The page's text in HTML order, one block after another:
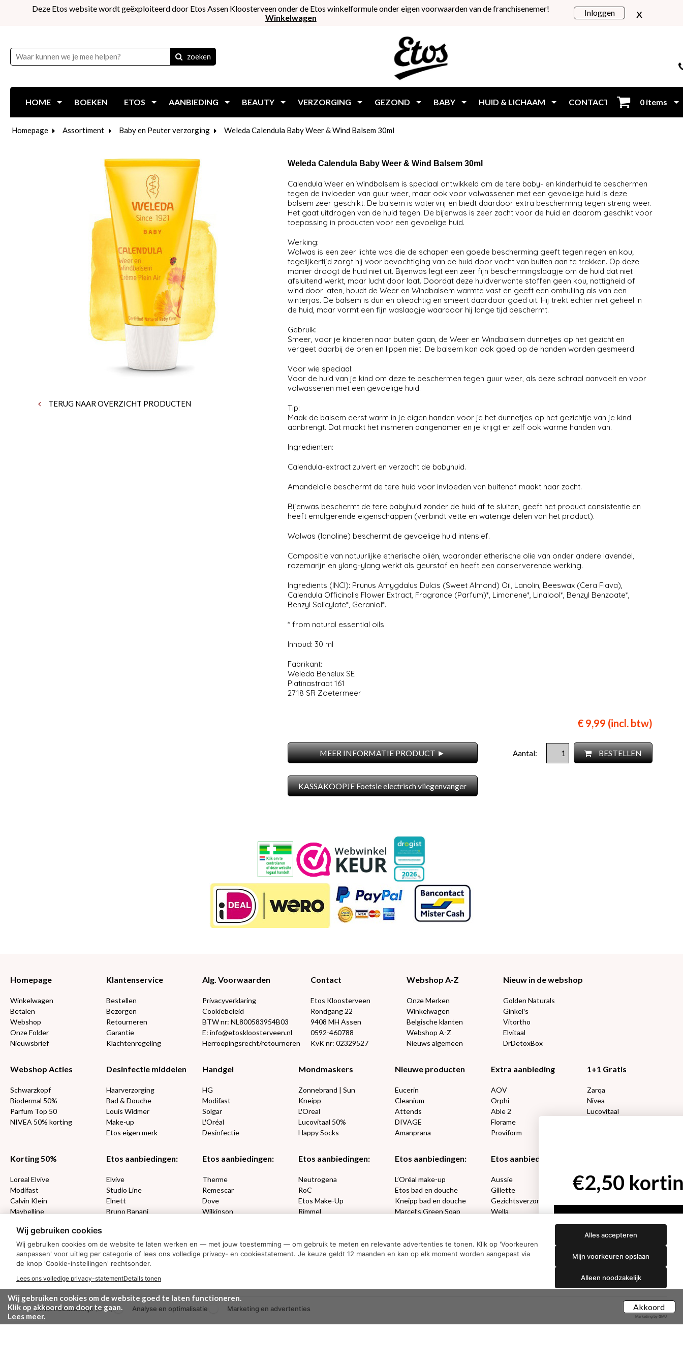
Deze Etos website wordt geëxploiteerd door Etos Assen Kloosterveen onder de Etos winkelformule onder eigen voorwaarden van de franchisenemer!
Winkelwagen
Inloggen x
zoeken
HOME BOEKEN ETOS AANBIEDING BEAUTY VERZORGING GEZOND BABY HUID & LICHAAM CONTACT Inloggen
0 items
Homepage Assortiment Baby en Peuter verzorging Weleda Calendula Baby Weer & Wind Balsem 30ml
TERUG NAAR OVERZICHT PRODUCTEN
Weleda Calendula Baby Weer & Wind Balsem 30ml
Calendula Weer en Windbalsem is speciaal ontwikkeld om de tere baby- en kinderhuid te beschermen
tegen de invloeden van guur weer, maar ook voor volwassenen met een gevoelige huid is deze
balsem zeer geschikt. De balsem is watervrij en biedt daardoor extra bescherming tegen streng weer.
Het gaat uitdrogen van de huid tegen. De bijenwas is zeer zacht voor de huid en daarom geschikt voor
toepassing in producten voor een gevoelige huid.
Werking:
Wolwas is een zeer lichte was die de schapen een goede bescherming geeft tegen regen en kou;
tegelijkertijd zorgt hij voor bevochtiging van de huid door vocht van buiten aan te trekken. Op deze
manier droogt de huid niet uit. Bijenwas legt een zeer fijn beschermingslaagje om de huid dat niet
afsluitend werkt, maar lucht door laat. Doordat deze huidverwante stoffen geen kou, nattigheid of
wind door laten, houdt de Weer en Windbalsem warmte vast en geeft een omhulling als van een
winterjas. De balsem is dun en olieachtig en smeert daardoor goed uit. Hij trekt echter niet geheel in
de huid, maar vormt een fijn waslaagje waardoor hij lange tijd beschermt.
Gebruik:
Smeer, voor je kinderen naar buiten gaan, de Weer en Windbalsem dunnetjes op het gezicht en
vergeet daarbij de oren en lippen niet. De balsem kan ook goed op de handen worden gesmeerd.
Voor wie speciaal:
Voor de huid van je kind om deze te beschermen tegen guur weer, als deze schraal aanvoelt en voor
volwassenen met een gevoelige huid.
Tip:
Maak de balsem eerst warm in je eigen handen voor je het dunnetjes op het gezichtje van je kind
aanbrengt. Dat maakt het insmeren aangenamer en je krijgt er zelf ook warme handen van.
Ingredienten:
Calendula-extract zuivert en verzacht de babyhuid.
Amandelolie beschermt de tere huid voor invloeden van buitenaf maakt haar zacht.
Bijenwas beschermt de tere babyhuid zonder de huid af te sluiten, geeft het product consistentie en
heeft emulgerende eigenschappen (verbindt vette en waterige delen van het product).
Wolwas (lanoline) beschermt de gevoelige huid intensief.
Compositie van natuurlijke etherische oliën, waaronder etherische olie van onder andere lavendel,
rozemarijn en ylang-ylang werkt als geurstof en heeft een conserverende werking.
Ingredients (INCI): Prunus Amygdalus Dulcis (Sweet Almond) Oil, Lanolin, Beeswax (Cera Flava),
Calendula Officinalis Flower Extract, Fragrance (Parfum)*, Limonene*, Linalool*, Benzyl Benzoate*,
Benzyl Salicylate*, Geraniol*.
* from natural essential oils
Inhoud: 30 ml
Fabrikant:
Weleda Benelux SE
Platinastraat 161
2718 SR Zoetermeer
€ 9,99 (incl. btw)
Aantal: BESTELLEN
MEER INFORMATIE PRODUCT ►
KASSAKOOPJE Foetsie electrisch vliegenvanger
Homepage
Winkelwagen
Betalen
Webshop
Onze Folder
Nieuwsbrief
Klantenservice
Bestellen
Bezorgen
Retourneren
Garantie
Klachtenregeling
Alg. Voorwaarden
Privacyverklaring
Cookiebeleid
BTW nr: NL800583954B03
E: info@etoskloosterveen.nl
Herroepingsrecht/retourneren
Contact
Etos Kloosterveen
Rondgang 22
9408 MH Assen
0592-460788
KvK nr: 02329527
Webshop A-Z
Onze Merken
Winkelwagen
Belgische klanten
Webshop A-Z
Nieuws algemeen
Nieuw in de webshop
Golden Naturals
Ginkel's
Vitortho
Elvitaal
DrDetoxBox
Webshop Acties
Schwarzkopf
Biodermal 50%
Parfum Top 50
NIVEA 50% korting
Desinfectie middelen
Haarverzorging
Bad & Douche
Louis Widmer
Make-up
Etos eigen merk
Handgel
HG
Modifast
Solgar
L'Oréal
Desinfectie
Mondmaskers
Zonnebrand | Sun
Kneipp
L'Oreal
Lucovitaal 50%
Happy Socks
Nieuwe producten
Eucerin
Cleanium
Attends
DIVAGE
Amanprana
Extra aanbieding
AOV
Orphi
Able 2
Florame
Proviform
1+1 Gratis
Zarqa
Nivea
Lucovitaal
Korting 50%
Loreal Elvive
Modifast
Calvin Klein
Maybelline
Etos aanbiedingen:
Elvive
Studio Line
Elnett
Bruno Banani
Etos aanbiedingen:
Therme
Remescar
Dove
Wilkinson
Etos aanbiedingen:
Neutrogena
RoC
Etos Make-Up
Rimmel
Etos aanbiedingen:
L’Oréal make-up
Etos bad en douche
Kneipp bad en douche
Marcel’s Green Soap
Etos aanbiedingen:
Aussie
Gillette
Gezichtsverzorging
Wella
Always
Libresse
MONDKAPJES
NIVEA SUN
VISION SUN
Ambre Solaire
Zwitsal SUN
Biodermal SUN
Wij gebruiken cookies om de website goed te laten functioneren.
Klik op akkoord om door te gaan.
Lees meer.
Akkoord
Wij gebruiken cookies
Wij gebruiken cookies om de website te laten werken en — met jouw toestemming — om gebruik te meten en relevante advertenties te tonen. Klik op 'Voorkeuren
aanpassen' voor uitleg per categorie of lees ons volledige privacy- en cookiestatement. Je keuze geldt 12 maanden en kan op elk moment worden aangepast via
de knop 'Cookie-instellingen' rechtsonder.
Lees ons volledige privacy-statementDetails tonen
Alles accepteren
Mijn voorkeuren opslaan
Alleen noodzakelijk
Strikt noodzakelijk (altijd) Analyse en optimalisatie Marketing en advertenties
Marketing by GMU
€2,50 korting?
Nee dankjewel